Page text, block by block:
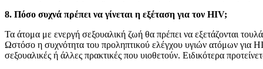
8. Πόσο συχνά πρέπει να γίνεται η εξέταση για τον HIV;
Τα άτομα με ενεργή σεξουαλική ζωή θα πρέπει να εξετάζονται
Ωστόσο η συχνότητα του προληπτικού ελέγχου υγιών ατόμων για
σεξουαλικές ή άλλες πρακτικές που υιοθετούν. Ειδικότερα